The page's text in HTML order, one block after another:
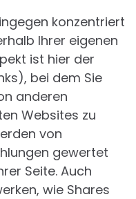
konzentriert
Ihrer eigenen
ist hier der
bei dem Sie
anderen
Websites zu
von
gewertet
Seite. Auch
wie Shares